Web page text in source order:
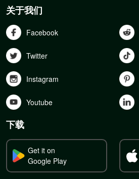
关于我们
Facebook
Twitter
Instagram
Youtube
下载
Get it on
Google Play